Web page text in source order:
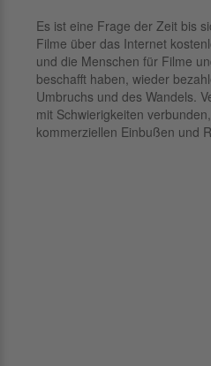
Es ist eine Frage der Zeit bis
Filme über das Internet
und die Menschen für Filme
beschafft haben, wieder
Umbruchs und des Wandels.
mit Schwierigkeiten
kommerziellen Einbußen und